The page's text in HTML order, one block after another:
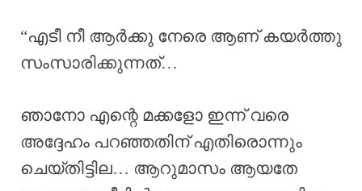
“എടീ നീ ആർക്കു നേരെ ആണ് കയർത്തു
സംസാരിക്കുന്നത്…
ഞാനോ എന്റെ മക്കളോ ഇന്ന് വരെ
അദ്ദേഹം പറഞ്ഞതിന് എതിരൊന്നും
ചെയ്തിട്ടില… ആറുമാസം ആയതേ